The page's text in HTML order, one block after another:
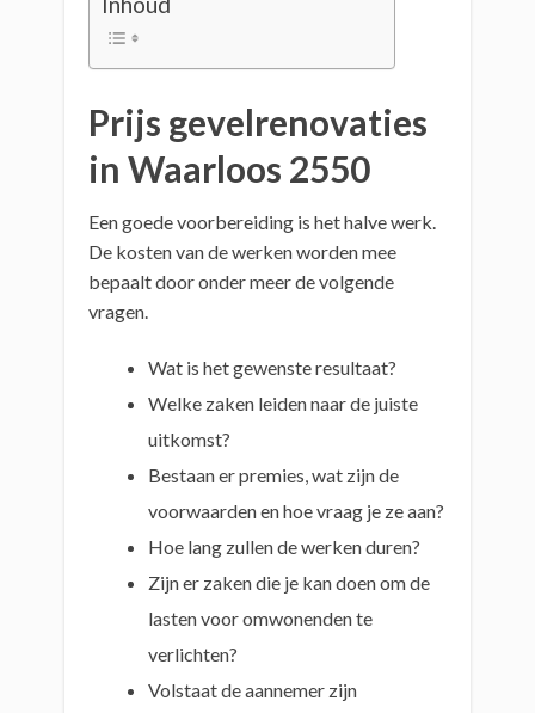
Prijs gevelrenovaties
in Waarloos 2550
Een goede voorbereiding is het halve werk.
De kosten van de werken worden mee
bepaalt door onder meer de volgende
vragen.
Wat is het gewenste resultaat?
Welke zaken leiden naar de juiste
uitkomst?
Bestaan er premies, wat zijn de
voorwaarden en hoe vraag je ze aan?
Hoe lang zullen de werken duren?
Zijn er zaken die je kan doen om de
lasten voor omwonenden te
verlichten?
Volstaat de aannemer zijn